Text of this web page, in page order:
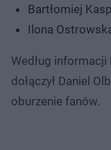
Bartłomiej
Ilona
Według
dołączył Daniel
oburzenie fanów.